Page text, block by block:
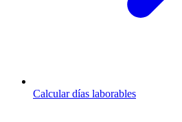
Calcular días laborables